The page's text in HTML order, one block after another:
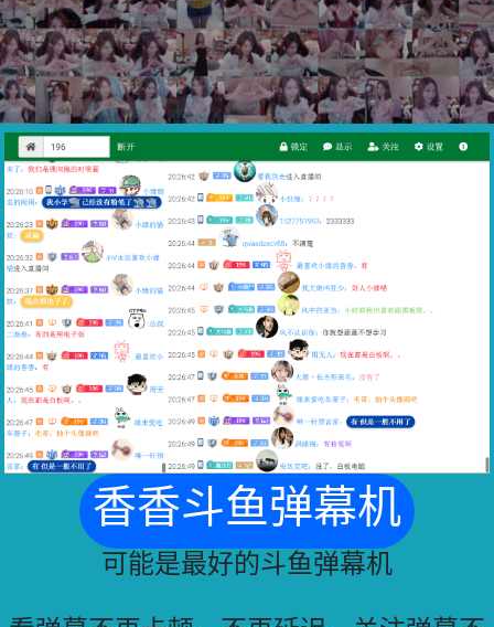
香香斗鱼弹幕机
可能是最好的斗鱼弹幕机